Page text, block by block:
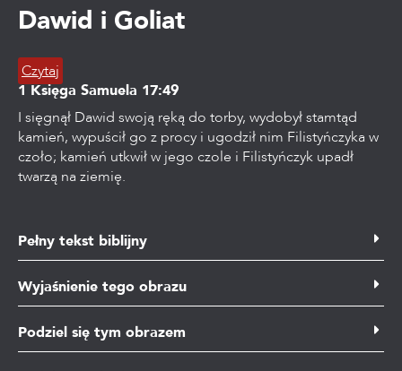
Dawid i Goliat
Czytaj
1 Księga Samuela 17:49
I sięgnął Dawid swoją ręką do torby, wydobył stamtąd
kamień, wypuścił go z procy i ugodził nim Filistyńczyka w
czoło; kamień utkwił w jego czole i Filistyńczyk upadł
twarzą na ziemię.
Pełny tekst biblijny
1 Księga Samuela 17, wersety od 1 do 11 oraz od 40 do 52
1 Wtedy zebrali Filistyńczycy swoje wojska na wojnę.
obozem w Efez-Dammim między Socho a Aseka. 2 Saul
zaś i wojownicy izraelscy zebrali i rozłożyli się obozem w
Wyjaśnienie tego obrazu
Czytaj
W 1 Księdze Samuela 17 ponownie jest mowa o
Podziel się tym obrazem